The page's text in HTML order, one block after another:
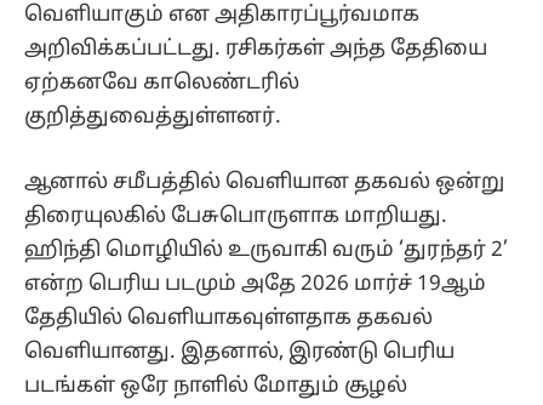
வெளியாகும் என அதிகாரப்பூர்வமாக
அறிவிக்கப்பட்டது. ரசிகர்கள் அந்த தேதியை
ஏற்கனவே காலெண்டரில்
குறித்துவைத்துள்ளனர்.
ஆனால் சமீபத்தில் வெளியான தகவல் ஒன்று
திரையுலகில் பேசுபொருளாக மாறியது.
ஹிந்தி மொழியில் உருவாகி வரும் ‘துரந்தர் 2’
என்ற பெரிய படமும் அதே 2026 மார்ச் 19ஆம்
தேதியில் வெளியாகவுள்ளதாக தகவல்
வெளியானது. இதனால், இரண்டு பெரிய
படங்கள் ஒரே நாளில் மோதும் சூழல்